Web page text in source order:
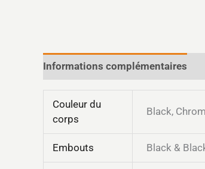
Informations complémentaires
Couleur du
corps
Black,
Embouts Black &